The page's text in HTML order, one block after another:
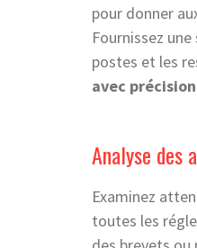
pour donner
Fournissez
postes et les
avec
Analyse des
Examinez
toutes les